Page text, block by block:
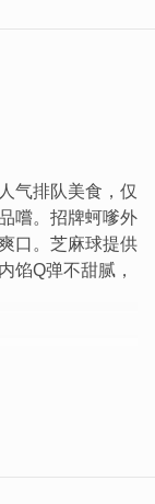
气排队美食，仅
嚐。招牌蚵嗲外
口。芝麻球提供
馅Q弹不甜腻，
才会营业，每天